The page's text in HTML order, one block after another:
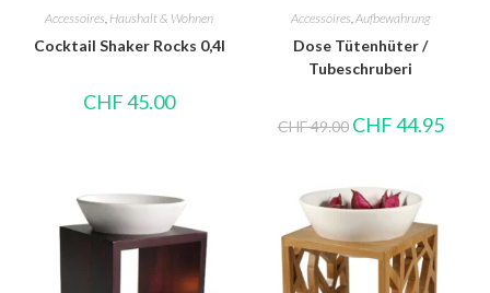
Accessoires Haushalt & Wohnen
Cocktail Shaker Rocks 0,4l
CHF45.00
Accessoires ,Aufbewahrung
Dose Tütenhüter /
Tubeschruberi
CHF49.00 CHF44.95